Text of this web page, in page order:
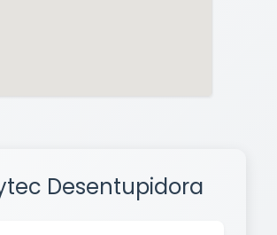
Desentupidora